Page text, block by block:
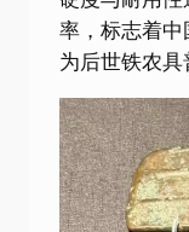
率，标志着
为后世铁农具